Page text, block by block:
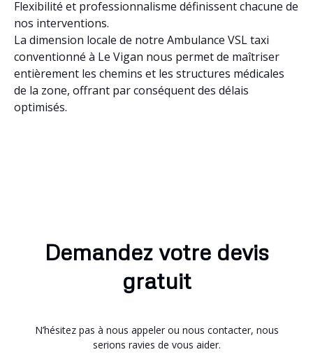
Flexibilité et professionnalisme définissent chacune de
nos interventions.
La dimension locale de notre Ambulance VSL taxi
conventionné à Le Vigan nous permet de maîtriser
entièrement les chemins et les structures médicales
de la zone, offrant par conséquent des délais
optimisés.
Demandez votre devis
gratuit
N’hésitez pas à nous appeler ou nous contacter, nous
serions ravies de vous aider.